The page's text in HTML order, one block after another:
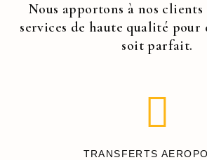
Nous apportons à nos
services de haute qualité pour
soit parfait.
TRANSFERTS